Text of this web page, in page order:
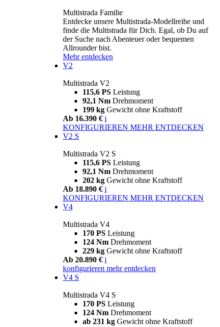
Multistrada Familie
Entdecke unsere Multistrada-Modellreihe und
finde die Multistrada für Dich. Egal, ob Du auf
der Suche nach Abenteuer oder bequemen
Allrounder bist.
Mehr entdecken
V2
Multistrada V2
115,6 PS Leistung
92,1 Nm Drehmoment
199 kg Gewicht ohne Kraftstoff
Ab 16.390 € i
KONFIGURIEREN MEHR ENTDECKEN
V2 S
Multistrada V2 S
115,6 PS Leistung
92,1 Nm Drehmoment
202 kg Gewicht ohne Kraftstoff
Ab 18.890 € i
KONFIGURIEREN MEHR ENTDECKEN
V4
Multistrada V4
170 PS Leistung
124 Nm Drehmoment
229 kg Gewicht ohne Kraftstoff
Ab 20.890 € i
konfigurieren mehr entdecken
V4 S
Multistrada V4 S
170 PS Leistung
124 Nm Drehmoment
ab 231 kg Gewicht ohne Kraftstoff